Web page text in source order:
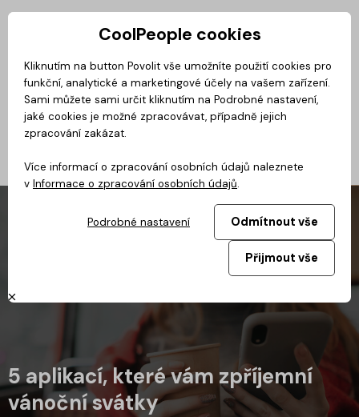
Privátní zóna
Magazín BusinessClass CoolMovie CoolDialog Podcast
5 aplikací, které vám zpříjemní
vánoční svátky
CoolPeople cookies
Kliknutím na button Povolit vše umožníte použití cookies pro
funkční, analytické a marketingové účely na vašem zařízení.
Sami můžete sami určit kliknutím na Podrobné nastavení,
jaké cookies je možné zpracovávat, případně jejich
zpracování zakázat.
Více informací o zpracování osobních údajů naleznete
v Informace o zpracování osobních údajů.
Podrobné nastavení Odmítnout vše
Přijmout vše